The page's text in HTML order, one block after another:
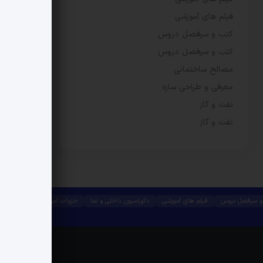
فیلم های آموزشی
کتب و سرفصل دروس
کتب و سرفصل دروس
مصالح ساختمانی
معرفی و طراحی سازه
نفت و گاز
نفت و گاز
سرفصل دروس فیلم های آموزشی دکوراسیون داخلی و نما
جزوات آموزشی